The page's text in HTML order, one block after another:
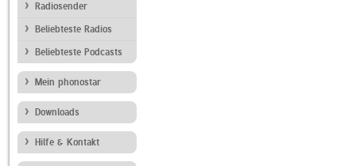
Radiosender
Beliebteste Radios
Beliebteste Podcasts
Mein phonostar
Downloads
Hilfe & Kontakt